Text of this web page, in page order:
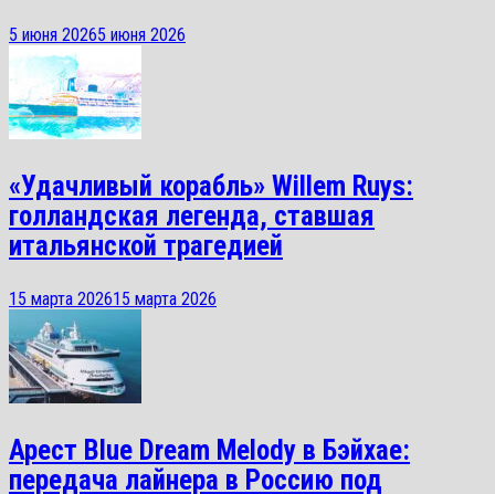
5 июня 20265 июня 2026
«Удачливый корабль» Willem Ruys:
голландская легенда, ставшая
итальянской трагедией
15 марта 202615 марта 2026
Арест Blue Dream Melody в Бэйхае:
передача лайнера в Россию под